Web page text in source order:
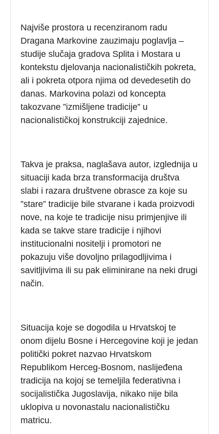
Najviše prostora u recenziranom radu
Dragana Markovine zauzimaju poglavlja –
studije slučaja gradova Splita i Mostara u
kontekstu djelovanja nacionalističkih pokreta,
ali i pokreta otpora njima od devedesetih do
danas. Markovina polazi od koncepta
takozvane ”izmišljene tradicije” u
nacionalističkoj konstrukciji zajednice.
Takva je praksa, naglašava autor, izglednija u
situaciji kada brza transformacija društva
slabi i razara društvene obrasce za koje su
”stare” tradicije bile stvarane i kada proizvodi
nove, na koje te tradicije nisu primjenjive ili
kada se takve stare tradicije i njihovi
institucionalni nositelji i promotori ne
pokazuju više dovoljno prilagodljivima i
savitljivima ili su pak eliminirane na neki drugi
način.
Situacija koje se dogodila u Hrvatskoj te
onom dijelu Bosne i Hercegovine koji je jedan
politički pokret nazvao Hrvatskom
Republikom Herceg-Bosnom, naslijeđena
tradicija na kojoj se temeljila federativna i
socijalistička Jugoslavija, nikako nije bila
uklopiva u novonastalu nacionalističku
matricu.